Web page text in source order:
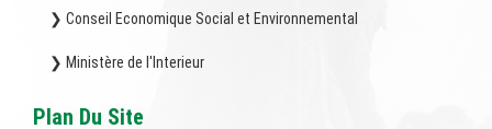
❯ Conseil Economique Social et Environnemental
❯ Ministère de l'Interieur
Plan Du Site